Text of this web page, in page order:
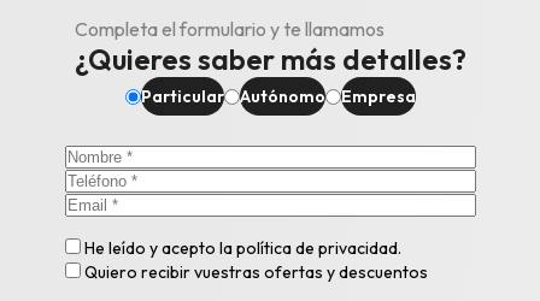
Completa el formulario y te llamamos
¿Quieres saber más detalles?
Particular Autónomo Empresa
He leído y acepto lapolítica de privacidad.
Quiero recibir vuestras ofertas y descuentos